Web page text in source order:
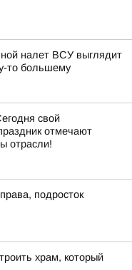
налет ВСУ выглядит
то большему
свой
отмечают
отрасли!
подросток
храм, который